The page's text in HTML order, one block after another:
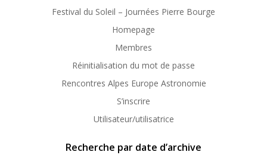
Festival du Soleil – Journées Pierre Bourge
Homepage
Membres
Réinitialisation du mot de passe
Rencontres Alpes Europe Astronomie
S’inscrire
Utilisateur/utilisatrice
Recherche par date d’archive